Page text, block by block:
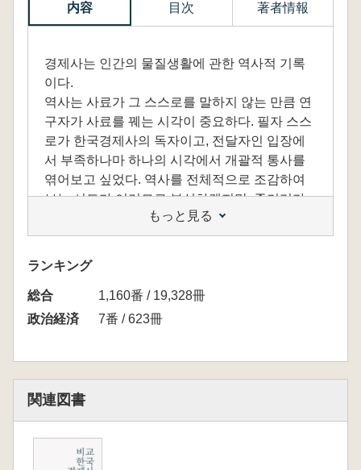
内容 目次 著者情報
경제사는 인간의 물질생활에 관한 역사적 기록
이다.
역사는 사료가 그 스스로를 말하지 않는 만큼 연
구자가 사료를 꿰는 시각이 중요하다. 필자 스스
로가 한국경제사의 독자이고, 전달자인 입장에
서 부족하나마 하나의 시각에서 개괄적 통사를
엮어보고 싶었다. 역사를 전체적으로 조감하여
보는 시도가 여러모로 부실하겠지만, 줄거리가
있는 역사가 가진 장점이 있을 수도 있다고 생각
된다. 한국경제사의 특수성에 나타나는 보편성
을 생각하고, 가능하면 좀 더 넓은 비교사적 관점
에서 보편과 특수를 반추하는데 조금이나마 도
움이 된다면 더 바랄 것이 없겠다.
もっと見る
ランキング
総合
1,160番 / 19,328冊
政治経済
7番 / 623冊
関連図書